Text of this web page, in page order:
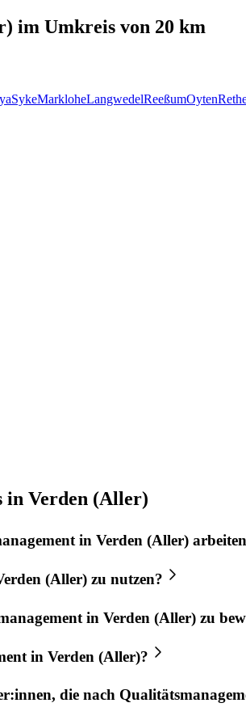
im Umkreis von 20 km
SykeMarkloheLangwedelReeßumOyten
in Verden (Aller)
in Verden (Aller)
(Aller) zu nutzen?
in Verden (Aller) zu
in Verden (Aller)?
die nach